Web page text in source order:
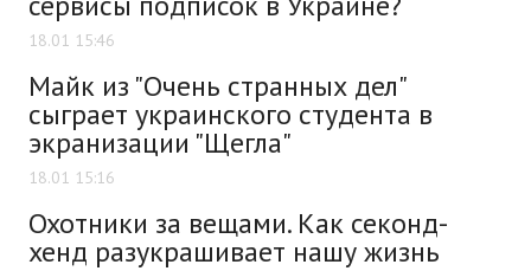
18.01 15:46
Майк из "Очень странных дел"
сыграет украинского студента в
экранизации "Щегла"
18.01 15:16
Охотники за вещами. Как секонд-
хенд разукрашивает нашу жизнь